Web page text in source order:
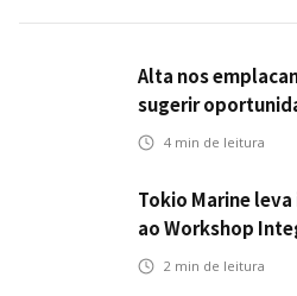
Alta nos
sugerir
automotivo
4 min de leitura
Tokio Marine
ao Workshop
2 min de leitura